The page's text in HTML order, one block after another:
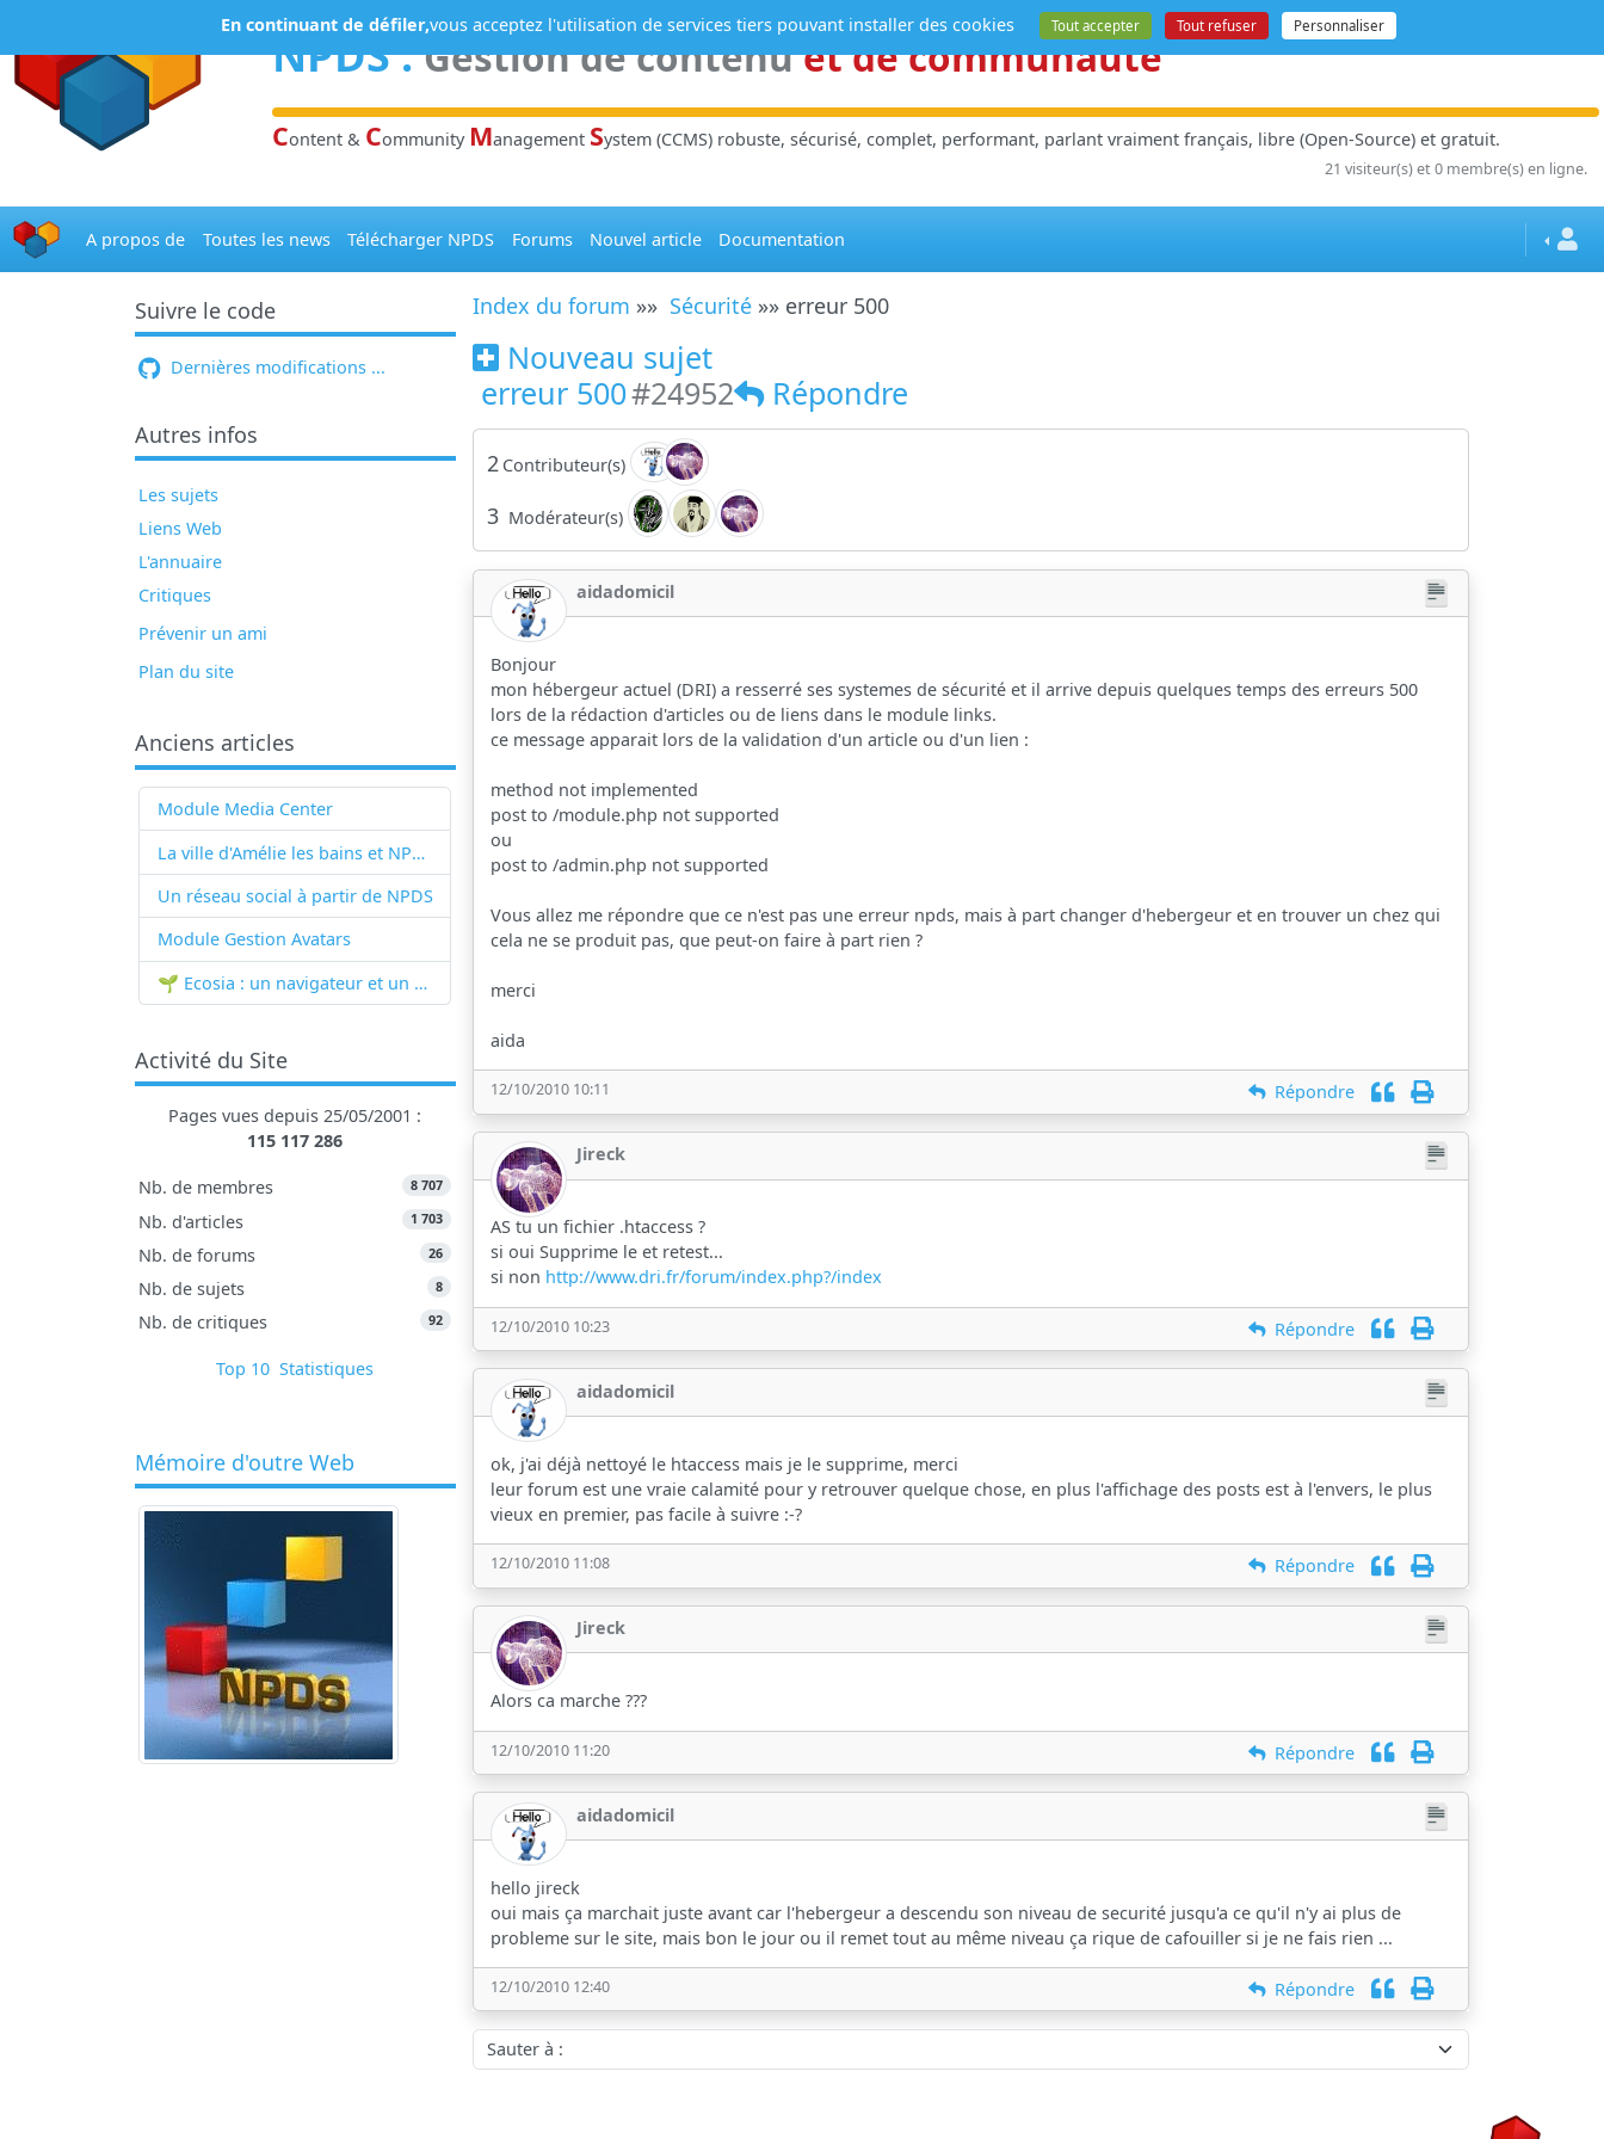
NPDS:Gestion de contenuet de communauté
Content & Community Management System (CCMS) robuste, sécurisé, complet, performant, parlant vraiment français, libre (Open-Source) et gratuit.
21 visiteur(s) et 0 membre(s) en ligne.
A propos de Toutes les news Télécharger NPDS Forums Nouvel article Documentation
Suivre le code
Dernières modifications ...
Autres infos
Les sujets
Liens Web
L'annuaire
Critiques
Prévenir un ami
Plan du site
Anciens articles
Module Media Center
La ville d'Amélie les bains et NPDS
Un réseau social à partir de NPDS
Module Gestion Avatars
🌱 Ecosia : un navigateur et un moteur de recherche qui plantent des arbres !...
Activité du Site
Pages vues depuis 25/05/2001 :
115 117 286
Nb. de membres 8 707
Nb. d'articles 1 703
Nb. de forums 26
Nb. de sujets 8
Nb. de critiques 92
Top 10 Statistiques
Mémoire d'outre Web
Index du forum »» Sécurité»» erreur 500
Nouveau sujet
erreur 500#24952 Répondre
2 Contributeur(s)
3 Modérateur(s)
aidadomicil
Bonjour
mon hébergeur actuel (DRI) a resserré ses systemes de sécurité et il arrive depuis quelques temps des erreurs 500
lors de la rédaction d'articles ou de liens dans le module links.
ce message apparait lors de la validation d'un article ou d'un lien :
method not implemented
post to /module.php not supported
ou
post to /admin.php not supported
Vous allez me répondre que ce n'est pas une erreur npds, mais à part changer d'hebergeur et en trouver un chez qui
cela ne se produit pas, que peut-on faire à part rien ?
merci
aida
12/10/2010 10:11 Répondre
Jireck
AS tu un fichier .htaccess ?
si oui Supprime le et retest...
si non http://www.dri.fr/forum/index.php?/index
12/10/2010 10:23 Répondre
aidadomicil
ok, j'ai déjà nettoyé le htaccess mais je le supprime, merci
leur forum est une vraie calamité pour y retrouver quelque chose, en plus l'affichage des posts est à l'envers, le plus
vieux en premier, pas facile à suivre :-?
12/10/2010 11:08 Répondre
Jireck
Alors ca marche ???
12/10/2010 11:20 Répondre
aidadomicil
hello jireck
oui mais ça marchait juste avant car l'hebergeur a descendu son niveau de securité jusqu'a ce qu'il n'y ai plus de
probleme sur le site, mais bon le jour ou il remet tout au même niveau ça rique de cafouiller si je ne fais rien ...
12/10/2010 12:40 Répondre
Sauter à :
En continuant de défiler,vous acceptez l'utilisation de services tiers pouvant installer des cookies Tout accepter Tout refuser Personnaliser